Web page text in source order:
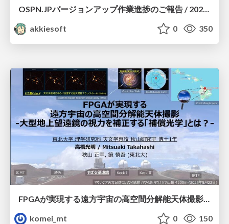
OSPN.JPバージョンアップ作業進捗のご報告 / 20260801-osc26kyoto
akkiesoft
0 350
FPGAが実現する遠方宇宙の高空間分解能天体撮影 -大型地上望遠鏡の視力を補正する「補償光学」とは？-
komei_mt
0 150